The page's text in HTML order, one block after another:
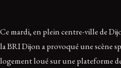
Ce mardi, en plein centre-ville de
la BRI Dijon a provoqué une scène
logement loué sur une plateforme